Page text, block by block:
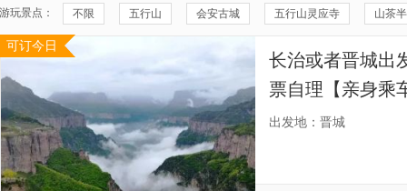
导
模
式
有
6
个
块,
下
Tab
键
浏
览
游玩景点： 不限 五行山 会安古城 五行山灵应寺 山茶
Cham Museum
焦作市云台山风景名胜区-红石峡
岘港爱情桥 双林寺 秋盆河
顺化皇城 凤漾易汤温泉 游仙寺
可订今日
长治或者晋城出
票自理【亲身乘
手工开凿的挂壁
出发地：晋城